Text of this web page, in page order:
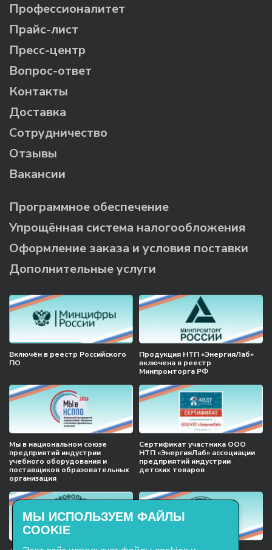
Профессионалитет
Прайс-лист
Пресс-центр
Вопрос-ответ
Контакты
Доставка
Сотрудничество
Отзывы
Вакансии
Программное обеспечение
Упрощённая система налогообложения
Оформление заказа и условия поставки
Дополнительные услуги
Включён в реестр Российского
ПО
Продукция НТП «ЭнергияЛаб»
включена в реестр
Минпромторга РФ
Мы в национальном союзе
предприятий индустрии
учебного оборудования и
поставщиков образовательных
организация
Сертификат участника ООО
НТП «ЭнергияЛаб» ассоциации
предприятий индустрии
детских товаров
МЫ ИСПОЛЬЗУЕМ ФАЙЛЫ
COOKIE